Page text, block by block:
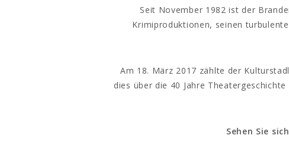
Seit November 1982 ist der
Krimiproduktionen, seinen
Am 18. März 2017 zählte der
dies über die 40 Jahre
Sehen Sie